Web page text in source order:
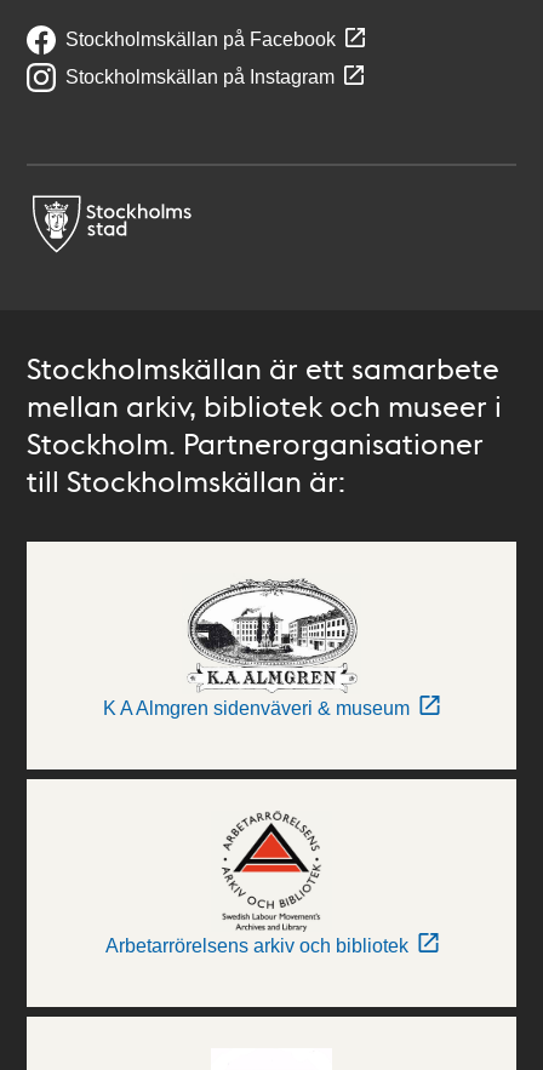
Stockholmskällan på Facebook
Stockholmskällan på Instagram
Stockholmskällan är ett samarbete
mellan arkiv, bibliotek och museer i
Stockholm. Partnerorganisationer
till Stockholmskällan är:
K A Almgren sidenväveri & museum
Arbetarrörelsens arkiv och bibliotek